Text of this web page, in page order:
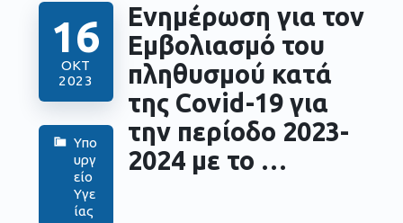
16
ΟΚΤ
2023
Υπο
υργ
είο
Υγε
ίας
Ενημέρωση για τον
Εμβολιασμό του
πληθυσμού κατά
της Covid-19 για
την περίοδο 2023-
2024 με το …